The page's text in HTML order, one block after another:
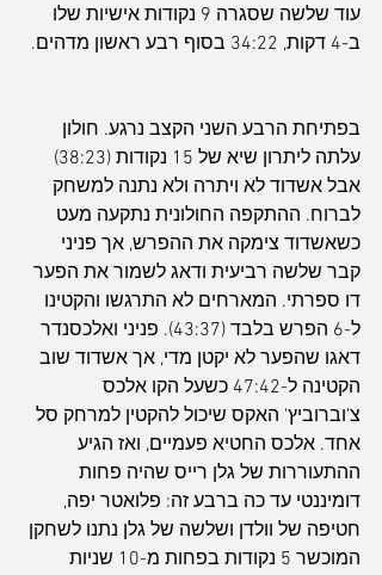
עוד שלשה שסגרה 9 נקודות אישיות שלו
ב-4 דקות, 34:22 בסוף רבע ראשון מדהים.
בפתיחת הרבע השני הקצב נרגע. חולון
עלתה ליתרון שיא של 15 נקודות (38:23)
אבל אשדוד לא ויתרה ולא נתנה למשחק
לברוח. ההתקפה החולונית נתקעה מעט
כשאשדוד צימקה את ההפרש, אך פניני
קבר שלשה רביעית ודאג לשמור את הפער
דו ספרתי. המארחים לא התרגשו והקטינו
ל-6 הפרש בלבד (43:37). פניני ואלכסנדר
דאגו שהפער לא יקטן מדי, אך אשדוד שוב
הקטינה ל-47:42 כשעל הקו אלכס
צ'וברוביץ' האקס שיכול להקטין למרחק סל
אחד. אלכס החטיא פעמיים, ואז הגיע
ההתעוררות של גלן רייס שהיה פחות
דומיננטי עד כה ברבע זה: פלואטר יפה,
חטיפה של וולדן ושלשה של גלן נתנו לשחקן
המוכשר 5 נקודות בפחות מ-10 שניות